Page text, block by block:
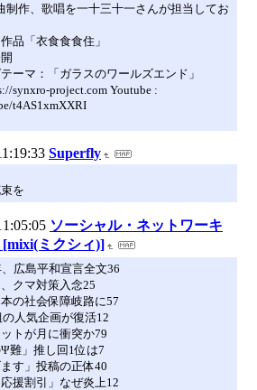
制作、歌唱を一十三十一さんが担当してお
品「衣食食食住」
ーマ：「ガラスのワールズエンド」
synxro-project.com Youtube :
t4AS1xmXXRI
Superfly
を
ソーシャル・ネットワーキ
[mixi(ミクシィ)]
広島平和宣言全文36
クマ対策入念25
の社会保障岐路に57
人気企画が復活12
トが月に衝突か79
Ψ難」推し回1位は7
ます」投稿の正体40
援割引」なぜ炎上12